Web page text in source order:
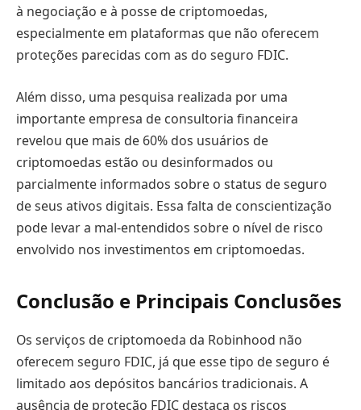
à negociação e à posse de criptomoedas,
especialmente em plataformas que não oferecem
proteções parecidas com as do seguro FDIC.
Além disso, uma pesquisa realizada por uma
importante empresa de consultoria financeira
revelou que mais de 60% dos usuários de
criptomoedas estão ou desinformados ou
parcialmente informados sobre o status de seguro
de seus ativos digitais. Essa falta de conscientização
pode levar a mal-entendidos sobre o nível de risco
envolvido nos investimentos em criptomoedas.
Conclusão e Principais Conclusões
Os serviços de criptomoeda da Robinhood não
oferecem seguro FDIC, já que esse tipo de seguro é
limitado aos depósitos bancários tradicionais. A
ausência de proteção FDIC destaca os riscos